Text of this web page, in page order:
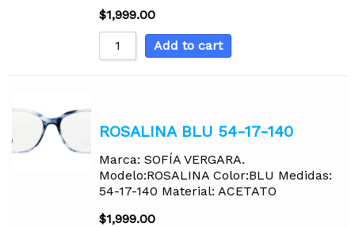
$1,999.00
Add to cart
ROSALINA BLU 54-17-140
Marca: SOFÍA VERGARA.
Modelo:ROSALINA Color:BLU Medidas:
54-17-140 Material: ACETATO
$1,999.00